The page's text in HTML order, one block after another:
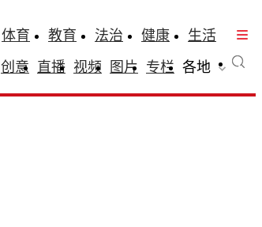
体育 教育 法治 健康
生活
创意 直播 视频 图片 专栏 各地